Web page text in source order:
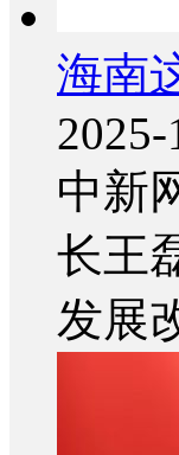
海南
中新
长王
发展